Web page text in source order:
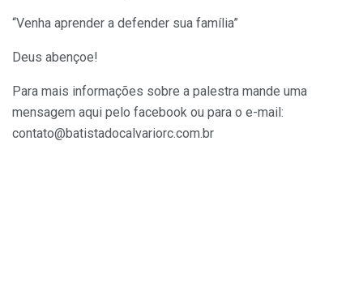
“Venha aprender a defender sua família”
Deus abençoe!
Para mais informações sobre a palestra mande uma
mensagem aqui pelo facebook ou para o e-mail:
contato@batistadocalvariorc.com.br